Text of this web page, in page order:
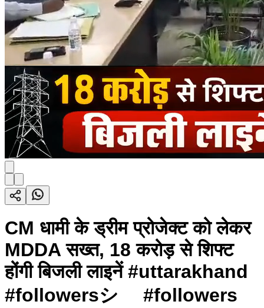
CM धामी के ड्रीम प्रोजेक्ट को लेकर
MDDA सख्त, 18 करोड़ से शिफ्ट
होंगी बिजली लाइनें #uttarakhand
#followersシ゚ #followers